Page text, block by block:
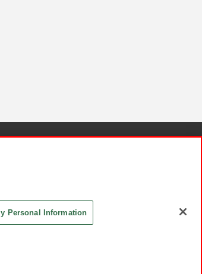
Personal Information